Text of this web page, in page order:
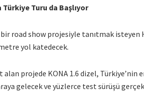
Turu da Başlıyor
road show projesiyle tanıtmak isteyen
yol katedecek.
alan projede KONA 1.6 dizel,
gelecek ve yüzlerce test sürüşü